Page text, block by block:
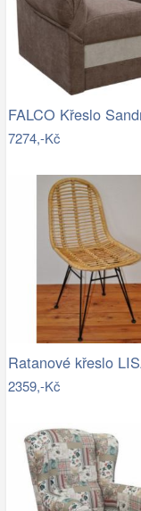
7274,-Kč
2359,-Kč